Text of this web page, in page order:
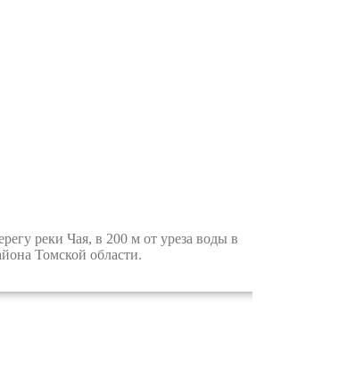
реки Чая, в 200 м от уреза воды в
Томской области.